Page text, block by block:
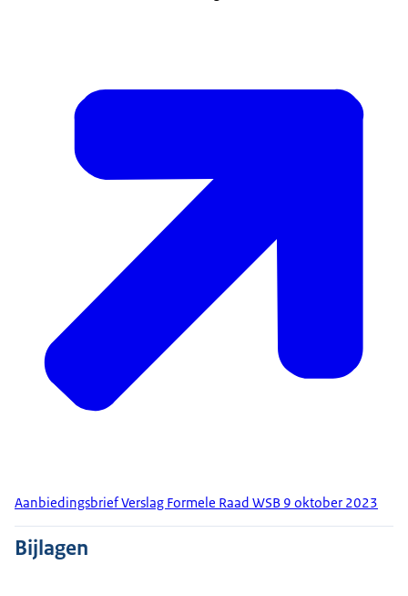
Aanbiedingsbrief Verslag Formele Raad WSB 9 oktober 2023
Bijlagen